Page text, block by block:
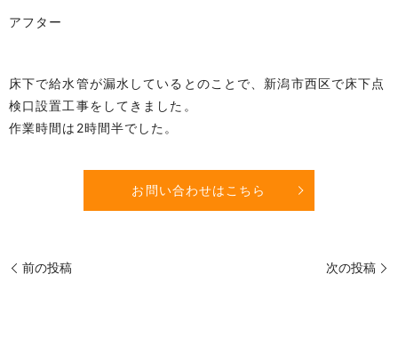
アフター
床下で給水管が漏水しているとのことで、新潟市西区で床下点
検口設置工事をしてきました。
作業時間は2時間半でした。
お問い合わせはこちら
前の投稿 次の投稿